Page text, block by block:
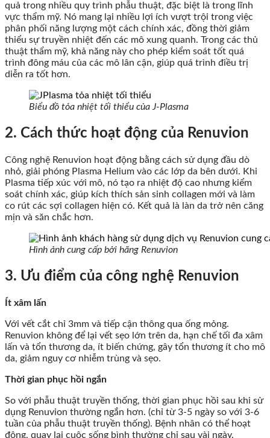
quả trong nhiều quy trình phẫu thuật, đặc biệt là trong lĩnh
vực thẩm mỹ. Nó mang lại nhiều lợi ích vượt trội trong việc
phân phối năng lượng một cách chính xác, đồng thời giảm
thiểu sự truyền nhiệt đến các mô xung quanh. Trong các thủ
thuật thẩm mỹ, khả năng này cho phép kiểm soát tốt quá
trình đông máu của các mô lân cận, giúp quá trình điều trị
diễn ra tốt hơn.
Biểu đồ tỏa nhiệt tối thiểu của J-Plasma
2. Cách thức hoạt động của Renuvion
Công nghệ Renuvion hoạt động bằng cách sử dụng đầu dò
nhỏ, giải phóng Plasma Helium vào các lớp da bên dưới. Khi
Plasma tiếp xúc với mô, nó tạo ra nhiệt độ cao nhưng kiểm
soát chính xác, giúp kích thích sản sinh collagen mới và làm
co rút các sợi collagen hiện có. Kết quả là làn da trở nên căng
mịn và săn chắc hơn.
Hình ảnh cung cấp bởi hãng Renuvion
3. Ưu điểm của công nghệ Renuvion
Ít xâm lấn
Với vết cắt chỉ 3mm và tiếp cận thông qua ống mỏng.
Renuvion không để lại vết sẹo lớn trên da, hạn chế tối đa xâm
lấn và tổn thương da, ít biến chứng, gây tổn thương ít cho mô
da, giảm nguy cơ nhiễm trùng và sẹo.
Thời gian phục hồi ngắn
So với phẫu thuật truyền thống, thời gian phục hồi sau khi sử
dụng Renuvion thường ngắn hơn. (chỉ từ 3-5 ngày so với 3-6
tuần của phẫu thuật truyền thống). Bệnh nhân có thể hoạt
động, quay lại cuộc sống bình thường chỉ sau vài ngày.